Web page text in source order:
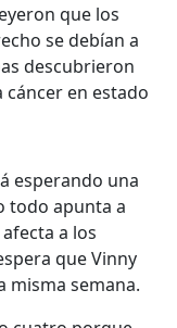
que los
se debían a
descubrieron
en estado
esperando una
todo apunta a
a los
que Vinny
misma semana.